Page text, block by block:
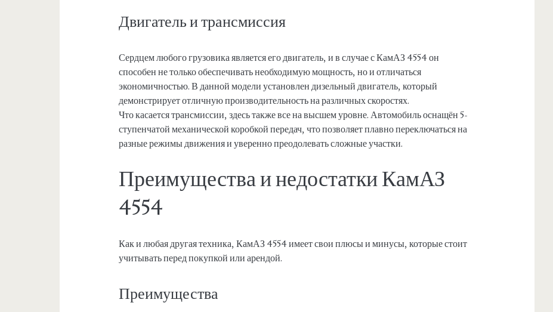
Двигатель и трансмиссия
Сердцем любого грузовика является его двигатель, и в случае с КамАЗ 4554 он
способен не только обеспечивать необходимую мощность, но и отличаться
экономичностью. В данной модели установлен дизельный двигатель, который
демонстрирует отличную производительность на различных скоростях.
Что касается трансмиссии, здесь также все на высшем уровне. Автомобиль оснащён 5-
ступенчатой механической коробкой передач, что позволяет плавно переключаться на
разные режимы движения и уверенно преодолевать сложные участки.
Преимущества и недостатки КамАЗ
4554
Как и любая другая техника, КамАЗ 4554 имеет свои плюсы и минусы, которые стоит
учитывать перед покупкой или арендой.
Преимущества